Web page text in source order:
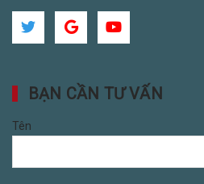
BẠN CẦN TƯ VẤN
Tên